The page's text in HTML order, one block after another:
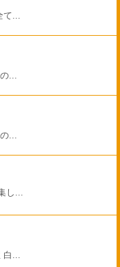
て...
...
...
し...
白...